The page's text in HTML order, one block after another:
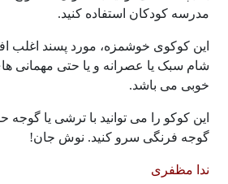
مدرسه کودکان استفاده کنید.
این کوکوی خوشمزه، مورد پسند اغلب
شام سبک یا عصرانه و یا حتی مهمانی
خوبی می باشد.
این کوکو را می توانید با ترشی یا
گوجه فرنگی سرو کنید. نوش جان!
ندا مظفری